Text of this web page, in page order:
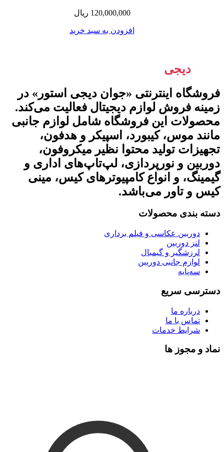
120,000,000 ریال
افزودن به سبد خرید
دیجی
فروشگاه اینترنتی «جوان دیجی استور» در
زمینه فروش لوازم دیجیتال فعالیت می‌کند.
محصولات این فروشگاه شامل لوازم جانبی
مانند موس، کیبورد، اسپیکر و هدفون،
تجهیزات تولید محتوا نظیر میکروفون،
دوربین و نورپردازی، لپ‌تاپ‌های اداری و
گیمینگ، و انواع کامپیوترهای کیس، مینی
کیس و تاور می‌باشد.
دسته بندی محصولات
دوربین عکاسی و فیلم برداری
لنز دوربین
لرزشگیر و گیمبال
لوازم جانبی دوربین
سه‌پایه
دسترسی سریع
درباره ما
تماس با ما
شرایط خدمات
نماد و مجوز ها